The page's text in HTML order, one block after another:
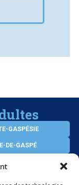
GASPÉSIE
DE-GASPÉ